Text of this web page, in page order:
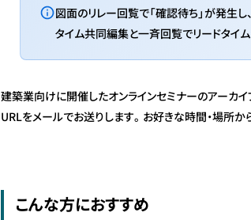
図面のリレー回覧で「確認待ち」が発生
タイム共同編集と一斉回覧でリードタイ
建築業向けに開催したオンラインセミナーのアーカ
URLをメールでお送りします。お好きな時間・場所か
こんな方におすすめ